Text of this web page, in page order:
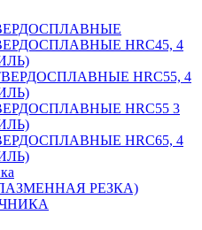
HRC45, 4
HRC55, 4
HRC55 3
HRC65, 4
РЕЗКА)